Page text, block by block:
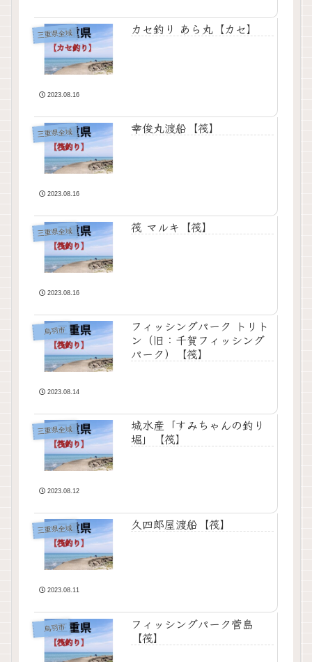
三重県全域 カセ釣り あら丸【カセ】
2023.08.16
三重県全域 幸俊丸渡船【筏】
2023.08.16
三重県全域 筏 マルキ【筏】
2023.08.16
鳥羽市
フィッシングパーク トリト
ン（旧：千賀フィッシング
パーク）【筏】
2023.08.14
三重県全域
城水産「すみちゃんの釣り
堀」【筏】
2023.08.12
三重県全域 久四郎屋渡船【筏】
2023.08.11
鳥羽市
フィッシングパーク菅島
【筏】